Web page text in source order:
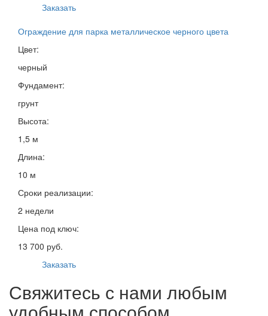
Заказать
Ограждение для парка металлическое черного цвета
Цвет:
черный
Фундамент:
грунт
Высота:
1,5 м
Длина:
10 м
Сроки реализации:
2 недели
Цена под ключ:
13 700 руб.
Заказать
Свяжитесь с нами любым